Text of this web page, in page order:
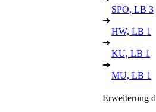
SPO, LB 3
➔
HW, LB 1
➔
KU, LB 1
➔
MU, LB 1
Erweiterung